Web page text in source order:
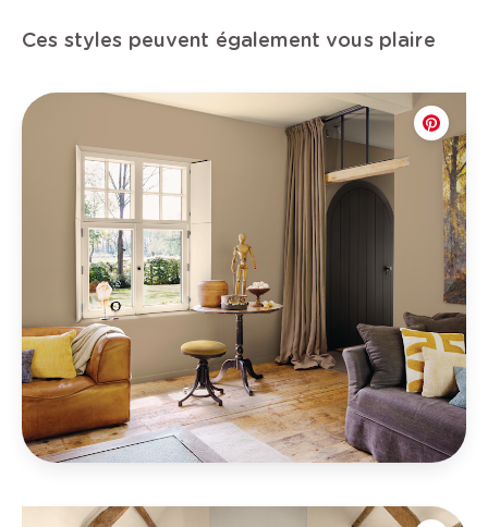
Ces styles peuvent également vous plaire